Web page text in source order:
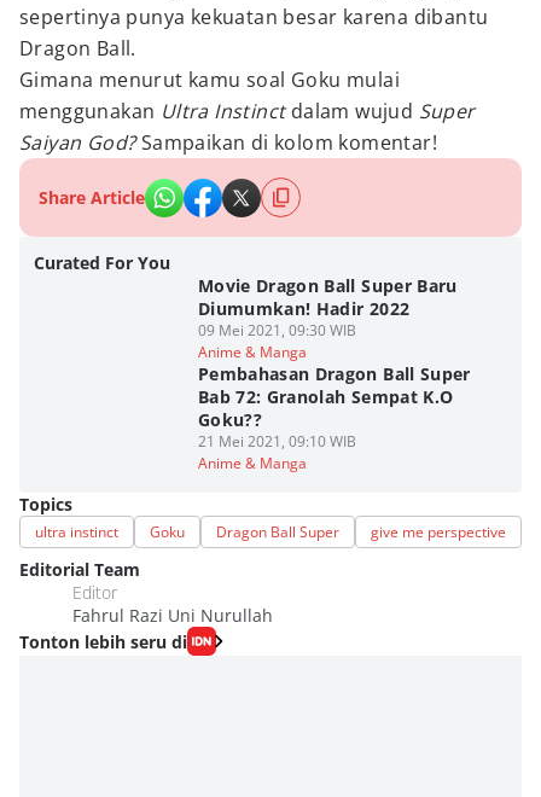
sepertinya punya kekuatan besar karena dibantu
Dragon Ball.
Gimana menurut kamu soal Goku mulai
menggunakan Ultra Instinctdalam wujud Super
Saiyan God?Sampaikan di kolom komentar!
Share Article
Curated For You
Movie Dragon Ball Super Baru
Diumumkan! Hadir 2022
09 Mei 2021, 09:30 WIB
Anime & Manga
Pembahasan Dragon Ball Super
Bab 72: Granolah Sempat K.O
Goku??
21 Mei 2021, 09:10 WIB
Anime & Manga
Topics
ultra instinct Goku Dragon Ball Super give me perspective
Editorial Team
Editor
Fahrul Razi Uni Nurullah
Tonton lebih seru di